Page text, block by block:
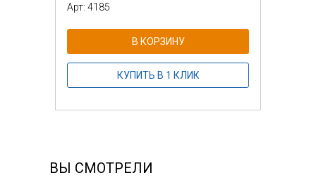
Арт: 4185
В КОРЗИНУ
КУПИТЬ В 1 КЛИК
ВЫ СМОТРЕЛИ